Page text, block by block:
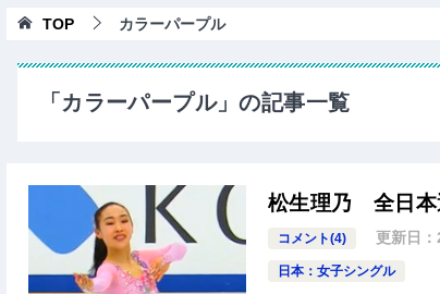
TOP カラーパープル
「カラーパープル」の記事一覧
松生理乃 全日
コメント(4) 更新日：
日本：女子シングル